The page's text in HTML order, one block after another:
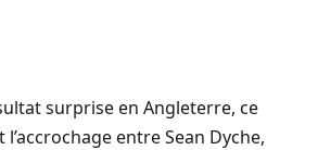
surprise en Angleterre, ce
entre Sean Dyche,